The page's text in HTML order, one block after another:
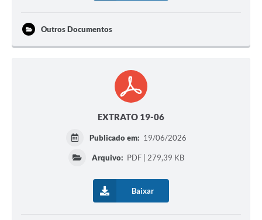
Outros Documentos
EXTRATO 19-06
Publicado em: 19/06/2026
Arquivo: PDF | 279,39 KB
Baixar